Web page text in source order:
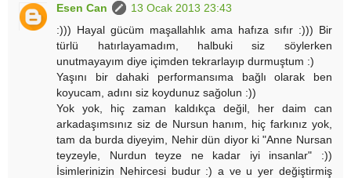
Esen Can
13 Ocak 2013 23:43
:))) Hayal gücüm maşallahlık ama hafıza sıfır :))) Bir
türlü hatırlayamadım, halbuki siz söylerken
unutmayayım diye içimden tekrarlayıp durmuştum :)
Yaşını bir dahaki performansıma bağlı olarak ben
koyucam, adını siz koydunuz sağolun :))
Yok yok, hiç zaman kaldıkça değil, her daim can
arkadaşımsınız siz de Nursun hanım, hiç farkınız yok,
tam da burda diyeyim, Nehir dün diyor ki "Anne Nursan
teyzeyle, Nurdun teyze ne kadar iyi insanlar" :))
İsimlerinizin Nehircesi budur :) a ve u yer değiştirmiş